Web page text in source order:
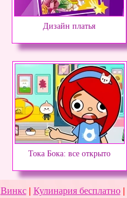
Дизайн платья
Тока Бока: все открыто
Винкс| Кулинария бесплатно|